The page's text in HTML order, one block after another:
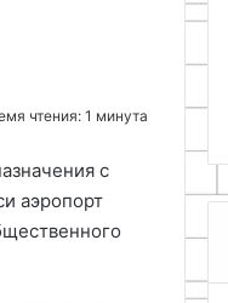
чтения: 1 минута
с
аэропорт